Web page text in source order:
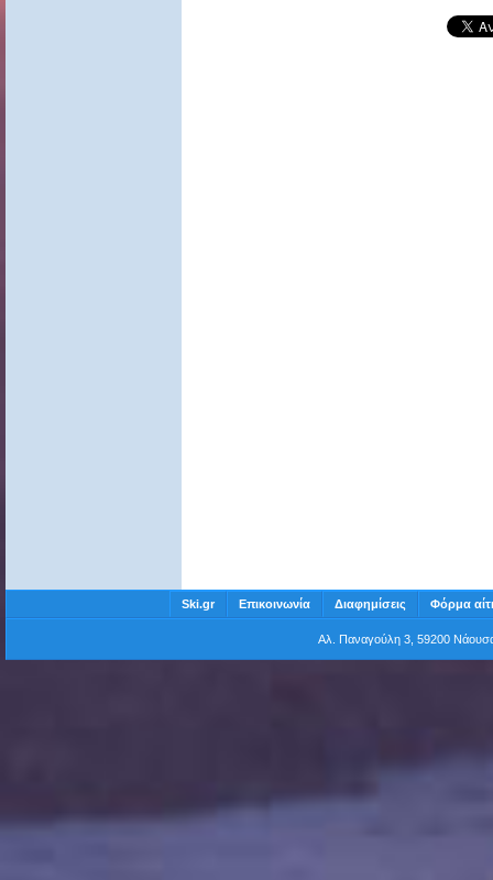
Ski.gr Επικοινωνία Διαφημίσεις Φόρμα
Αλ. Παναγούλη 3, 59200